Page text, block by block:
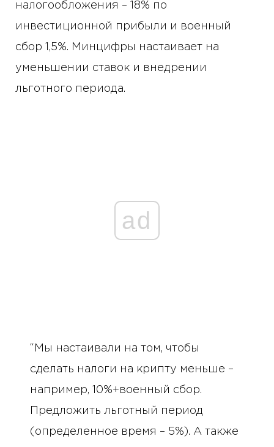
налогообложения – 18% по
инвестиционной прибыли и военный
сбор 1,5%. Минцифры настаивает на
уменьшении ставок и внедрении
льготного периода.
ad
“Мы настаивали на том, чтобы
сделать налоги на крипту меньше –
например, 10%+военный сбор.
Предложить льготный период
(определенное время – 5%). А также